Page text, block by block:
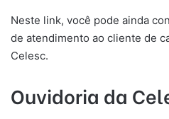
Neste link, você pode ainda
de atendimento ao cliente de
Celesc.
Ouvidoria da